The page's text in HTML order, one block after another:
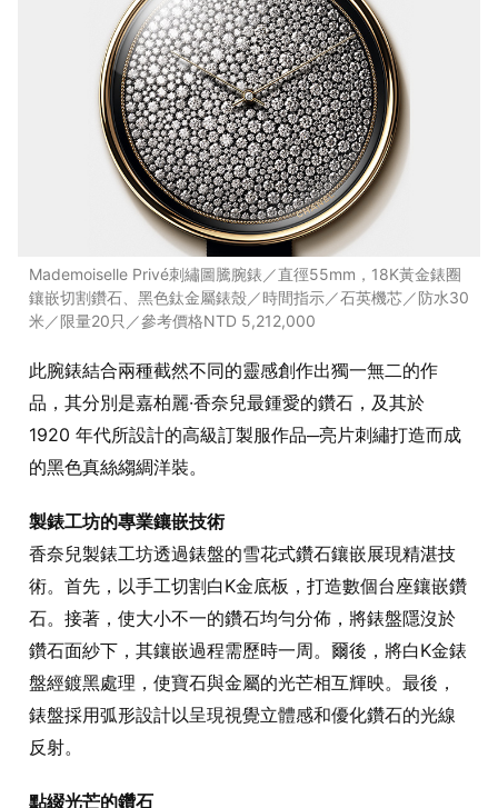
Mademoiselle Privé刺繡圖騰腕錶／直徑55mm，18K黃金錶圈
鑲嵌切割鑽石、黑色鈦金屬錶殼／時間指示／石英機芯／防水30
米／限量20只／參考價格NTD 5,212,000
此腕錶結合兩種截然不同的靈感創作出獨一無二的作
品，其分別是嘉柏麗·香奈兒最鍾愛的鑽石，及其於
1920 年代所設計的高級訂製服作品─亮片刺繡打造而成
的黑色真絲縐綢洋裝。
製錶工坊的專業鑲嵌技術
香奈兒製錶工坊透過錶盤的雪花式鑽石鑲嵌展現精湛技
術。首先，以手工切割白K金底板，打造數個台座鑲嵌鑽
石。接著，使大小不一的鑽石均勻分佈，將錶盤隱沒於
鑽石面紗下，其鑲嵌過程需歷時一周。爾後，將白K金錶
盤經鍍黑處理，使寶石與金屬的光芒相互輝映。最後，
錶盤採用弧形設計以呈現視覺立體感和優化鑽石的光線
反射。
點綴光芒的鑽石